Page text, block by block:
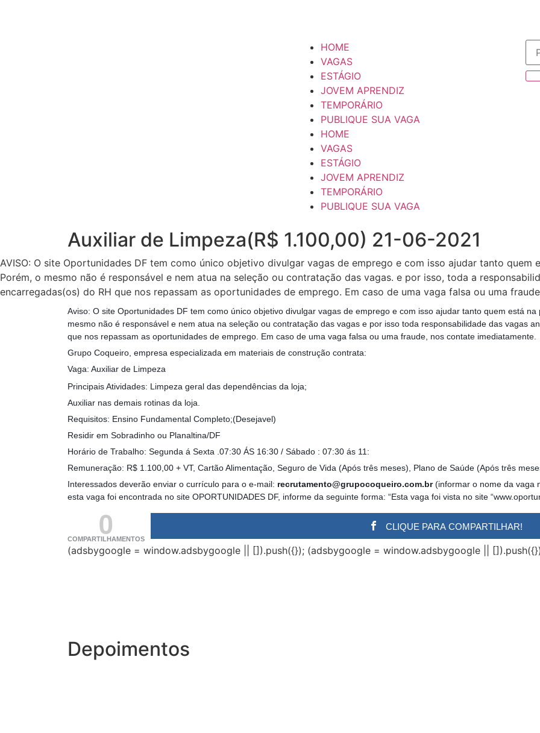
HOME
VAGAS
ESTÁGIO
JOVEM APRENDIZ
TEMPORÁRIO
PUBLIQUE SUA VAGA
HOME
VAGAS
ESTÁGIO
JOVEM APRENDIZ
TEMPORÁRIO
PUBLIQUE SUA VAGA
Auxiliar de Limpeza(R$ 1.100,00) 21-06-2021
AVISO: O site Oportunidades DF tem como único objetivo divulgar vagas de emprego e com isso ajudar tanto
Porém, o mesmo não é responsável e nem atua na seleção ou contratação das vagas. e por isso, toda a
encarregadas(os) do RH que nos repassam as oportunidades de emprego. Em caso de uma vaga falsa ou uma
Aviso: O site Oportunidades DF tem como único objetivo divulgar vagas de emprego e com isso ajudar tanto quem está
mesmo não é responsável e nem atua na seleção ou contratação das vagas e por isso toda responsabilidade das vagas
que nos repassam as oportunidades de emprego. Em caso de uma vaga falsa ou uma fraude, nos contate imediatamente.
Grupo Coqueiro, empresa especializada em materiais de construção contrata:
Vaga: Auxiliar de Limpeza
Principais Atividades: Limpeza geral das dependências da loja;
Auxiliar nas demais rotinas da loja.
Requisitos: Ensino Fundamental Completo;(Desejavel)
Residir em Sobradinho ou Planaltina/DF
Horário de Trabalho: Segunda á Sexta .07:30 ÁS 16:30 / Sábado : 07:30 ás 11:
Remuneração: R$ 1.100,00 + VT, Cartão Alimentação, Seguro de Vida (Após três meses), Plano de Saúde (Após três
Interessados deverão enviar o currículo para o e-mail: recrutamento@grupocoqueiro.com.br(informar o nome da vaga
esta vaga foi encontrada no site OPORTUNIDADES DF, informe da seguinte forma: “Esta vaga foi vista no site
0
COMPARTILHAMENTOS
CLIQUE PARA COMPARTILHAR!
(adsbygoogle = window.adsbygoogle || []).push({}); (adsbygoogle = window.adsbygoogle ||
Depoimentos